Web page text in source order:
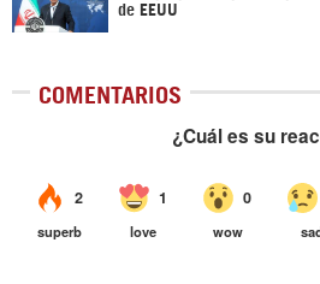
de EEUU
COMENTARIOS